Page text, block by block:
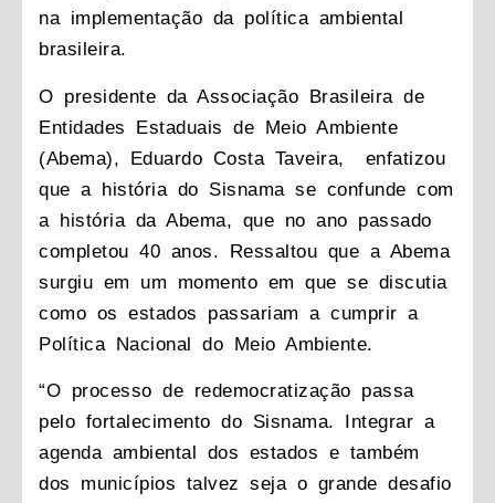
na implementação da política ambiental
brasileira.
O presidente da Associação Brasileira de
Entidades Estaduais de Meio Ambiente
(Abema), Eduardo Costa Taveira, enfatizou
que a história do Sisnama se confunde com
a história da Abema, que no ano passado
completou 40 anos. Ressaltou que a Abema
surgiu em um momento em que se discutia
como os estados passariam a cumprir a
Política Nacional do Meio Ambiente.
“O processo de redemocratização passa
pelo fortalecimento do Sisnama. Integrar a
agenda ambiental dos estados e também
dos municípios talvez seja o grande desafio